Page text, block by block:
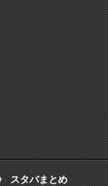
スタバまとめ